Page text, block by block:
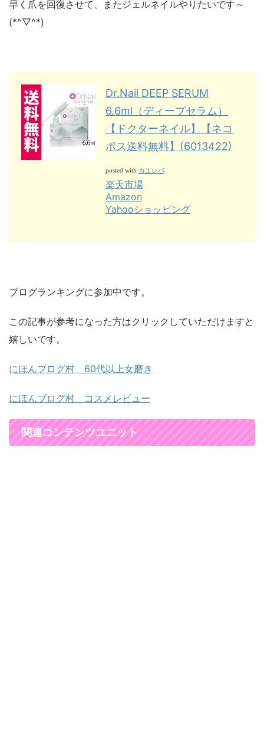
早く爪を回復させて、またジェルネイルやりたいです～
(*^▽^*)
Dr.Nail DEEP SERUM
6.6ml（ディープセラム）
【ドクターネイル】【ネコ
ポス送料無料】(6013422)
posted with カエレバ
楽天市場
Amazon
Yahooショッピング
ブログランキングに参加中です。
この記事が参考になった方はクリックしていただけますと
嬉しいです。
にほんブログ村 60代以上女磨き
にほんブログ村 コスメレビュー
関連コンテンツユニット